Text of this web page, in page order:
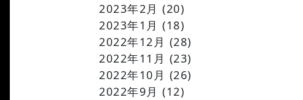
2023年2月 (20)
2023年1月 (18)
2022年12月 (28)
2022年11月 (23)
2022年10月 (26)
2022年9月 (12)